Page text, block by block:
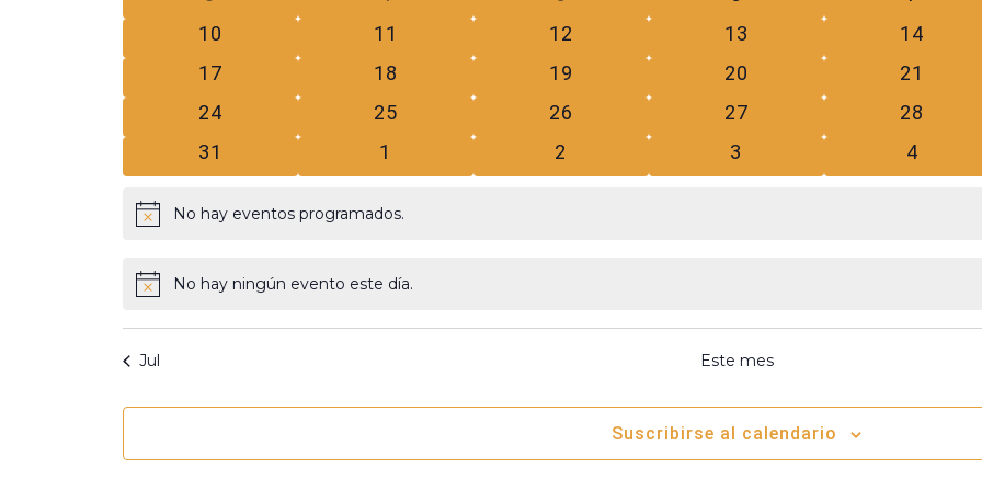
Eventoseventos
eventos
eventos
eventos
eventos
0
eventos
10
0
eventos
11
0
eventos
12
0
eventos
13
0
eventos
14
0
eventos
17
0
eventos
18
0
eventos
19
0
eventos
20
0
eventos
21
0
eventos
24
0
eventos
25
0
eventos
26
0
eventos
27
0
eventos
28
0
eventos
31
0
eventos
1
0
eventos
2
0
eventos
3
0
4
Aviso No hay eventos programados.
Aviso No hay ningún evento este día.
Jul Este mes
Suscribirse al calendario